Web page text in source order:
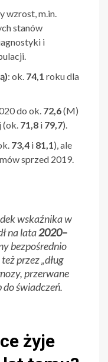
wzrost, m.in.
stanów
i
: ok. 74,1 roku dla
do ok. 72,6(M)
(ok. 71,8 i 79,7).
73,4 i 81,1), ale
sprzed 2019.
wskaźnika w
na lata2020–
bezpośrednio
przez „dług
przerwane
świadczeń.
żyje